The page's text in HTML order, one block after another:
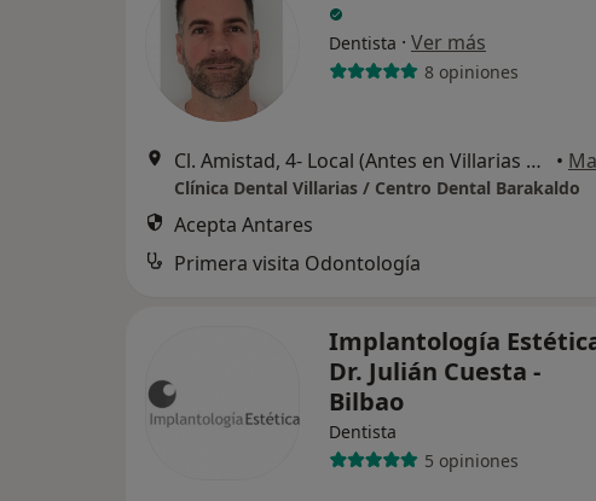
Dentista · Ver más
8 opiniones
Cl. Amistad, 4- Local (Antes en Villarias 4), Bilbao •
Clínica Dental Villarias / Centro Dental Barakaldo
Acepta Antares
Primera visita Odontología
Implantología
Dr. Julián Cuesta -
Bilbao
Dentista
5 opiniones